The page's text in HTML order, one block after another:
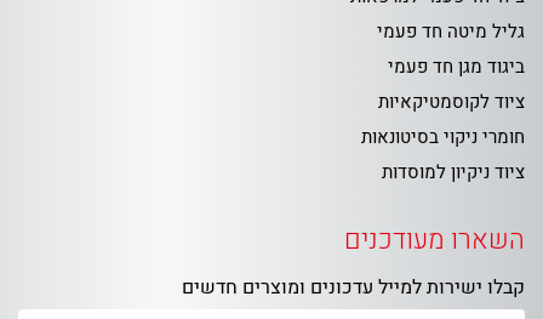
גליל מיטה חד פעמי
ביגוד מגן חד פעמי
ציוד לקוסמטיקאיות
חומרי ניקוי בסיטונאות
ציוד ניקיון למוסדות
השארו מעודכנים
קבלו ישירות למייל עדכונים ומוצרים חדשים